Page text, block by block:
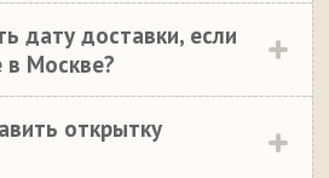
дату доставки, если
в Москве?
открытку